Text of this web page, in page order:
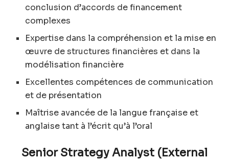
conclusion d’accords de financement
complexes
Expertise dans la compréhension et la mise en
œuvre de structures financières et dans la
modélisation financière
Excellentes compétences de communication
et de présentation
Maîtrise avancée de la langue française et
anglaise tant à l’écrit qu’à l’oral
Senior Strategy Analyst (External